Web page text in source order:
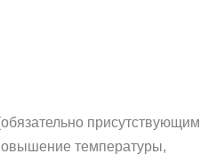
присутствующим
температуры,